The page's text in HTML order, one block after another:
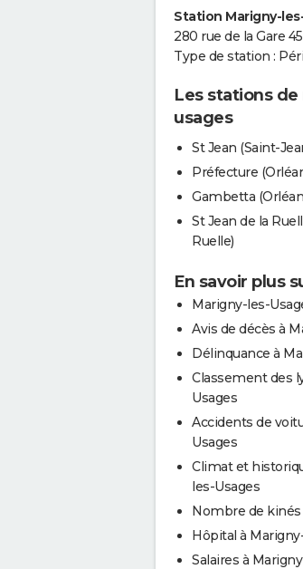
Station Marigny-
280 rue de la Gare
Type de station :
Les stations
usages
St Jean (Saint-
Préfecture
Gambetta
St Jean de la
Ruelle)
En savoir plus
Marigny-les-
Avis de décès à
Délinquance à
Classement des
Usages
Accidents de
Usages
Climat et
les-Usages
Nombre de kinés
Hôpital à
Salaires à